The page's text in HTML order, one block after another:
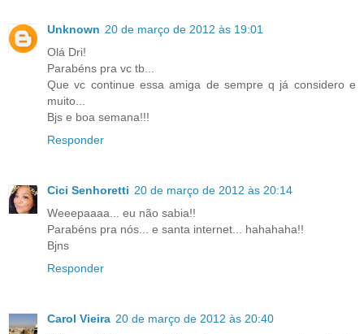
Unknown 20 de março de 2012 às 19:01
Olá Dri!
Parabéns pra vc tb...
Que vc continue essa amiga de sempre q já considero e
muito...
Bjs e boa semana!!!
Responder
Cici Senhoretti 20 de março de 2012 às 20:14
Weeepaaaa... eu não sabia!!
Parabéns pra nós... e santa internet... hahahaha!!
Bjns
Responder
Carol Vieira 20 de março de 2012 às 20:40